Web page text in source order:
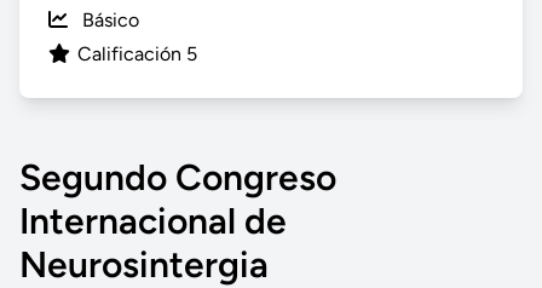
Segundo Congreso
Internacional de
Neurosintergia
Básico
Calificación 5